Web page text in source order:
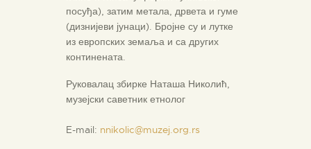
ЗБИРКЕ
ВЕСТИ
ИЗЛОЖБЕ
ДОКУМЕНТА
ВИРТУЕЛНА ТУРА
КОНТАКТ
посуђа), затим метала, дрвета и гуме
(дизнијеви јунаци). Бројне су и лутке
из европских земаља и са других
континената.
Руковалац збирке Наташа Николић,
музејски саветник етнолог
E-mail: nnikolic@muzej.org.rs